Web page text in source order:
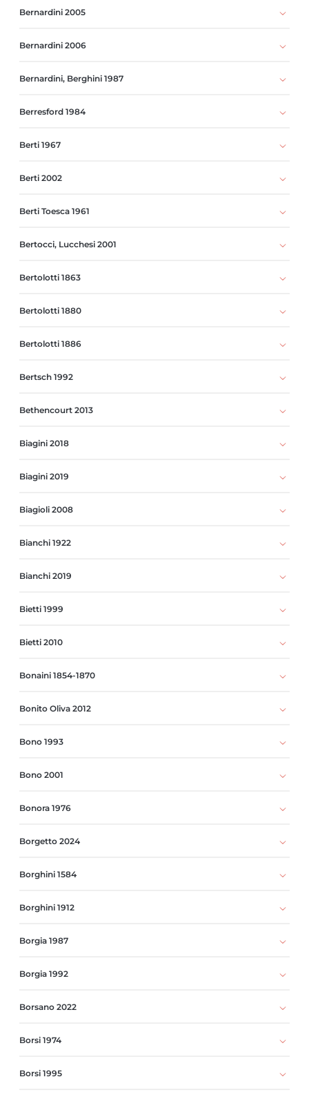
Bernardini 2005
Bernardini 2006
Bernardini, Berghini 1987
Berresford 1984
Berti 1967
Berti 2002
Berti Toesca 1961
Bertocci, Lucchesi 2001
Bertolotti 1863
Bertolotti 1880
Bertolotti 1886
Bertsch 1992
Bethencourt 2013
Biagini 2018
Biagini 2019
Biagioli 2008
Bianchi 1922
Bianchi 2019
Bietti 1999
Bietti 2010
Bonaini 1854-1870
Bonito Oliva 2012
Bono 1993
Bono 2001
Bonora 1976
Borgetto 2024
Borghini 1584
Borghini 1912
Borgia 1987
Borgia 1992
Borsano 2022
Borsi 1974
Borsi 1995